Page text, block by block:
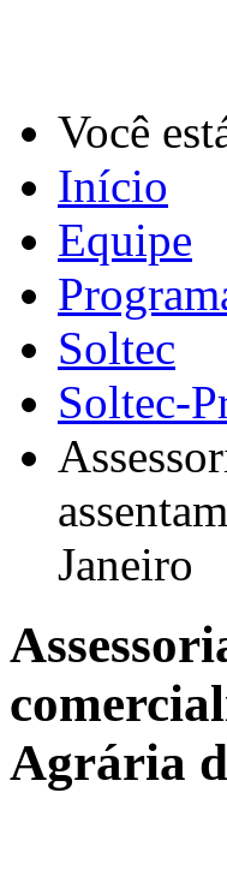
Você
Início
Equipe
Soltec
Soltec-
Janeiro
Agrária